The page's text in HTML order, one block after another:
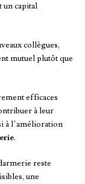
capital
collègues,
mutuel plutôt que
efficaces
à leur
à l’amélioration
.
reste
une